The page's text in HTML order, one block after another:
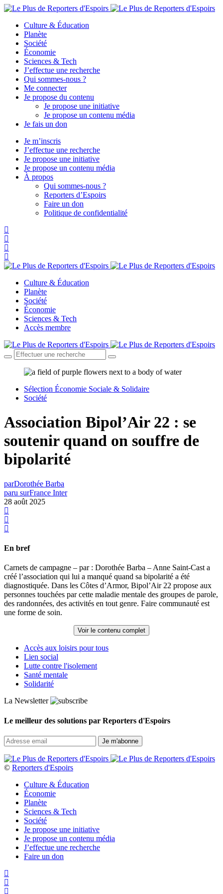
Culture & Éducation
Planète
Société
Économie
Sciences & Tech
J’effectue une recherche
Qui sommes-nous ?
Me connecter
Je propose du contenu
Je propose une initiative
Je propose un contenu média
Je fais un don
Je m’inscris
J’effectue une recherche
Je propose une initiative
Je propose un contenu média
À propos
Qui sommes-nous ?
Reporters d’Espoirs
Faire un don
Politique de confidentialité
Culture & Éducation
Planète
Société
Économie
Sciences & Tech
Accès membre
Sélection Économie Sociale & Solidaire
Société
Association Bipol’Air 22 : se
soutenir quand on souffre de
bipolarité
parDorothée Barba
paru surFrance Inter
28 août 2025
En bref
Carnets de campagne – par : Dorothée Barba – Anne Saint-Cast a
créé l’association qui lui a manqué quand sa bipolarité a été
diagnostiquée. Dans les Côtes d’Armor, Bipol’Air 22 propose aux
personnes touchées par cette maladie mentale des groupes de parole,
des randonnées, des activités en tout genre. Faire communauté est
une forme de soin.
Voir le contenu complet
Accès aux loisirs pour tous
Lien social
Lutte contre l'isolement
Santé mentale
Solidarité
La Newsletter
Le meilleur des solutions par Reporters d'Espoirs
© Reporters d'Espoirs
Culture & Éducation
Économie
Planète
Sciences & Tech
Société
Je propose une initiative
Je propose un contenu média
J’effectue une recherche
Faire un don